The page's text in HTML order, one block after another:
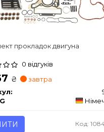
прокладок двигуна
0 відгуків
₴
завтра
Код: